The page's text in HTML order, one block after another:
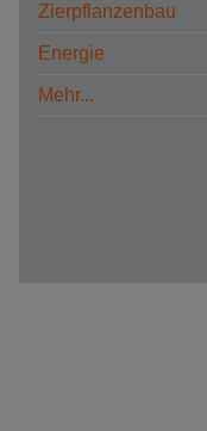
Zierpflanzenbau
Energie
Mehr...